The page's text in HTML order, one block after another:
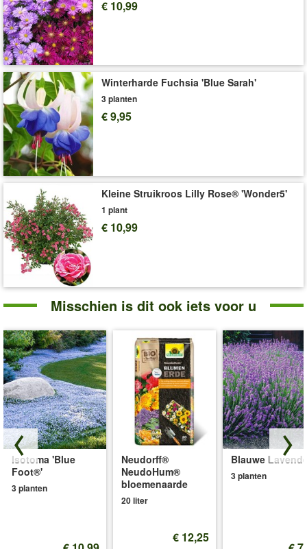
€ 10,99
Winterharde Fuchsia 'Blue Sarah'
3 planten
€ 9,95
Kleine Struikroos Lilly Rose® 'Wonder5'
1 plant
€ 10,99
Misschien is dit ook iets voor u
Isotoma 'Blue
Foot®'
3 planten
Neudorff®
NeudoHum®
bloemenaarde
20 liter
€ 12,25
Blauwe
3 planten